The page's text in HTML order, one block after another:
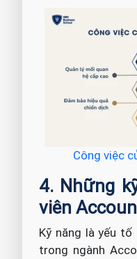
Công việc
4. Những
viên
Kỹ năng là yếu
trong ngành